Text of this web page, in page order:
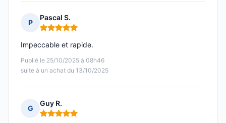
P
Pascal S.
Note : 5 sur 5
Publié le 25/10/2025 à 08h46
suite à un achat du 13/10/2025
Impeccable et rapide.
G
Guy R.
Note : 5 sur 5